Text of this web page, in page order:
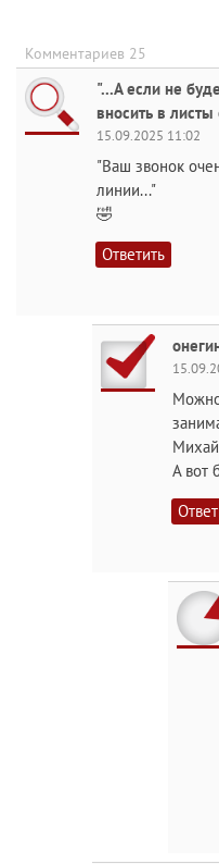
Комментариев 25
"...А если не
вносить в
15.09.2025 11:02
"Ваш звонок
линии..."
🤣
Ответить
А вот